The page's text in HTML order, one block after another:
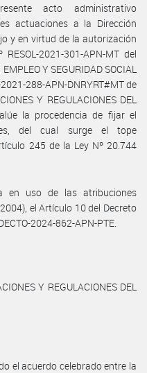
acto administrativo
actuaciones a la Dirección
y en virtud de la autorización
2021-301-APN-MT del
Y SEGURIDAD SOCIAL
288-APN-DNRYRT#MT de
Y REGULACIONES DEL
la procedencia de fijar el
del cual surge el tope
245 de la Ley Nº 20.744
en uso de las atribuciones
el Artículo 10 del Decreto
2024-862-APN-PTE.
Y REGULACIONES DEL
el acuerdo celebrado entre la